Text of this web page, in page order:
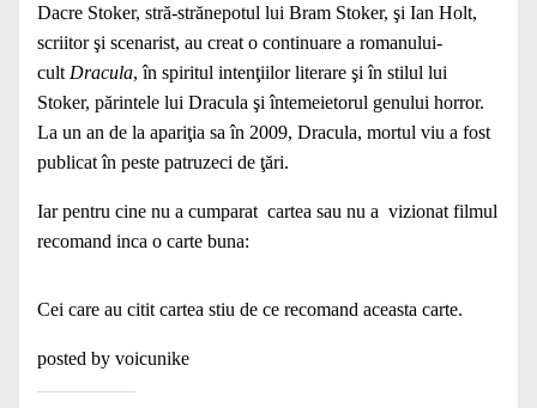
Dacre Stoker, stră-strănepotul lui Bram Stoker, şi Ian Holt,
scriitor şi scenarist, au creat o continuare a romanului-
cult Dracula, în spiritul intenţiilor literare şi în stilul lui
Stoker, părintele lui Dracula şi întemeietorul genului horror.
La un an de la apariţia sa în 2009, Dracula, mortul viu a fost
publicat în peste patruzeci de ţări.
Iar pentru cine nu a cumparat cartea sau nu a vizionat filmul
recomand inca o carte buna:
Cei care au citit cartea stiu de ce recomand aceasta carte.
posted by voicunike